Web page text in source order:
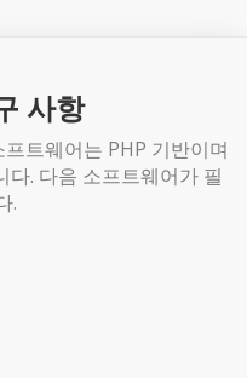
사항
트웨어는 PHP 기반이며
. 다음 소프트웨어가 필
.